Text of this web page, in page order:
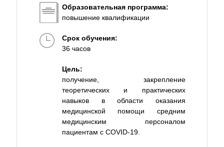
Образовательная программа:
повышение квалификации
Срок обучения:
36 часов
Цель:
получение, закрепление
теоретических и практических
навыков в области оказания
медицинской помощи средним
медицинским персоналом
пациентам с COVID-19.